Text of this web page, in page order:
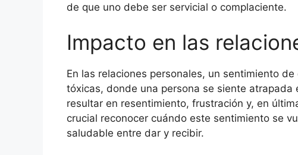
de que uno debe ser servicial o complaciente.
Impacto en las
En las relaciones personales, un sentimiento
tóxicas, donde una persona se siente
resultar en resentimiento, frustración y, en
crucial reconocer cuándo este sentimiento se
saludable entre dar y recibir.